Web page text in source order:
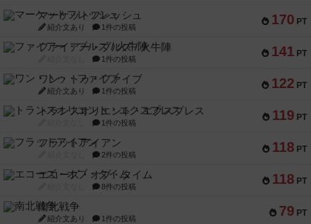
170 PT
マーケットフレッシュ
紹介文あり 1件の投稿
141 PT
ファイアー・ブルズ / 火牛陣
1件の投稿
122 PT
ワン・トゥ・ファイブ
紹介文あり 1件の投稿
119 PT
トランスオリエント・エクスプレス
1件の投稿
118 PT
フラットアイアン
2件の投稿
118 PT
エコーズ・オブ・タイム
8件の投稿
79 PT
南北戦争
紹介文あり 1件の投稿